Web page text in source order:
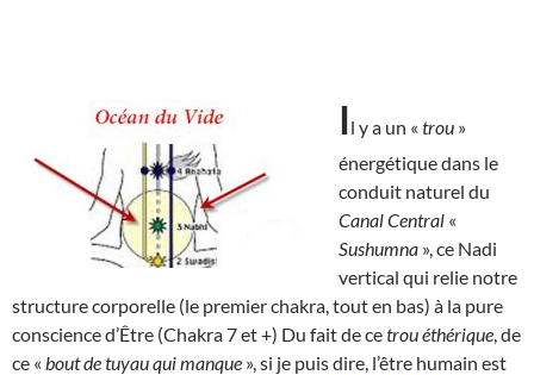
Il y a un « trou »
énergétique dans le
conduit naturel du
Canal Central «
Sushumna », ce Nadi
vertical qui relie notre
structure corporelle (le premier chakra, tout en bas) à la pure
conscience d’Être (Chakra 7 et +) Du fait de cetrou éthérique , de
ce « bout de tuyau qui manque », si je puis dire, l’être humain est